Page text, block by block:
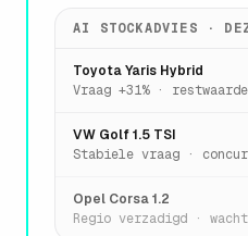
AI STOCKADVIES ·
Toyota Yaris Hybrid
Vraag +31% ·
VW Golf 1.5 TSI
Stabiele vraag ·
Opel Corsa 1.2
Regio verzadigd ·